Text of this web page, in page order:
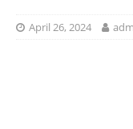
April 26, 2024